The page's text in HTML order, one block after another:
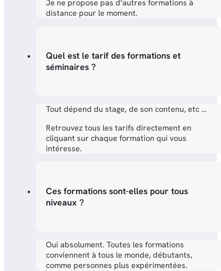
Je ne propose pas d’autres formations à
distance pour le moment.
Quel est le tarif des formations et
séminaires ?
Tout dépend du stage, de son contenu, etc …
Retrouvez tous les tarifs directement en
cliquant sur chaque formation qui vous
intéresse.
Ces formations sont-elles pour tous
niveaux ?
Oui absolument. Toutes les formations
conviennent à tous le monde, débutants,
comme personnes plus expérimentées.